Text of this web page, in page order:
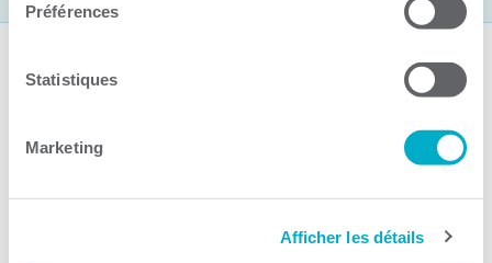
Préférences
Statistiques
Marketing
Afficher les détails
Suivez-nous